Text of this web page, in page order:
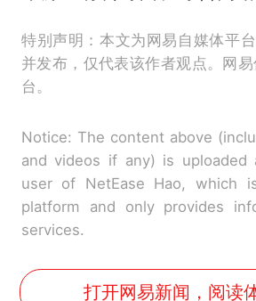
特别声明：本文为网易自媒体平
并发布，仅代表该作者观点。网
台。
Notice: The content above
and videos if any) is uploaded
user of NetEase Hao, which
platform and only provides
services.
打开网易新闻，阅读